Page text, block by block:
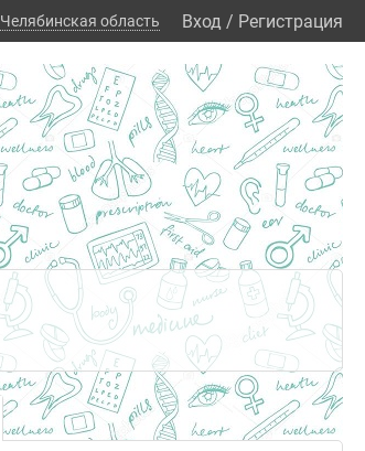
Челябинская область Вход / Регистрация